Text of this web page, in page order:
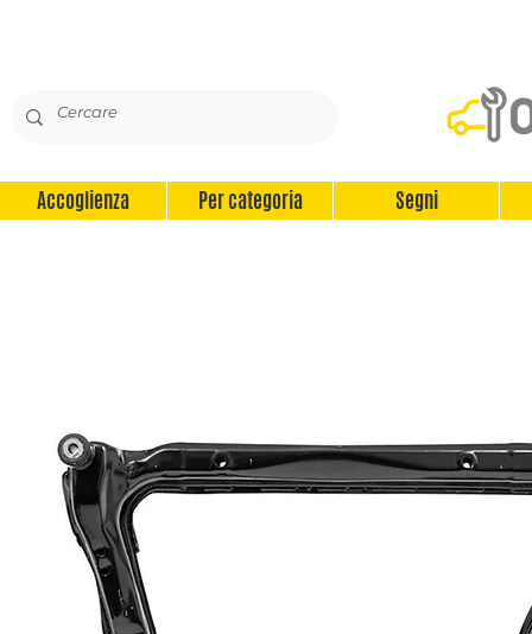
Accoglienza Per categoria Segni